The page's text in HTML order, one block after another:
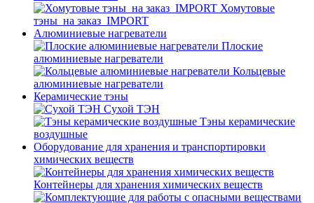
Хомутовые
тэны_на заказ_IMPORT
Алюминиевые нагреватели
Плоские
алюминиевые нагреватели
Кольцевые
алюминиевые нагреватели
Керамические тэны
Сухой ТЭН
Тэны керамические
воздушные
Оборудование для хранения и транспортировки
химических веществ
Контейнеры для хранения химических веществ